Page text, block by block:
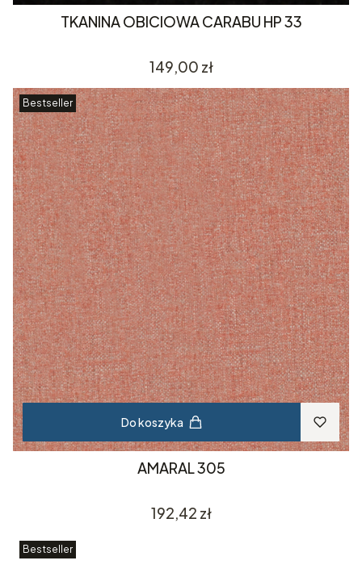
TKANINA OBICIOWA CARABU HP 33
Cena
149,00 zł
Bestseller
Do koszyka
AMARAL 305
Cena
192,42 zł
Bestseller